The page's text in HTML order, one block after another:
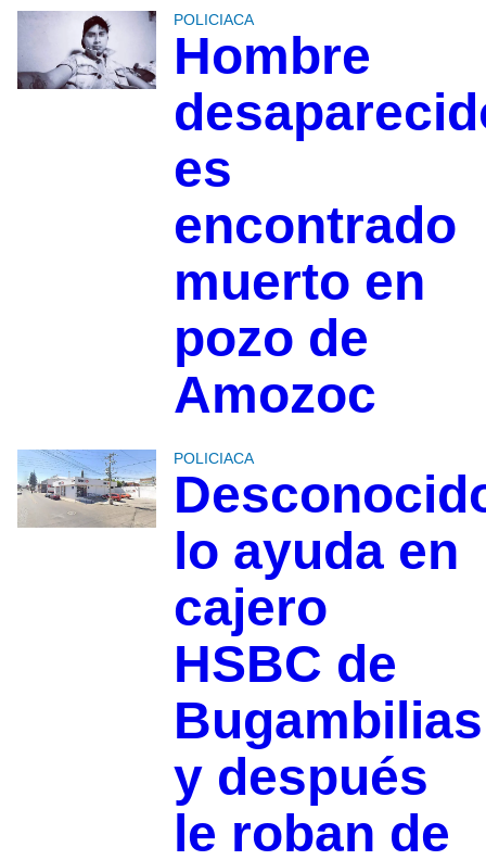
POLICIACA
Hombre
es
encontrado
muerto en
pozo de
Amozoc
POLICIACA
lo ayuda en
cajero
HSBC de
Bugambilias
y después
le roban de